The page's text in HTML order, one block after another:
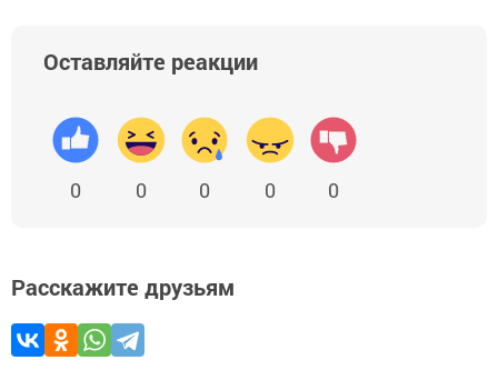
Оставляйте реакции
0 0 0 0 0
Расскажите друзьям